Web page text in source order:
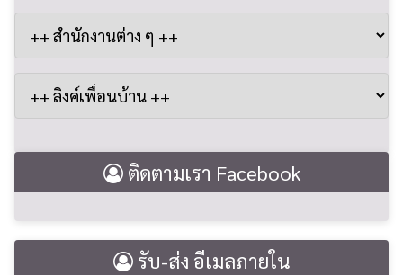
ติดตามเรา Facebook
รับ-ส่ง อีเมลภายใน